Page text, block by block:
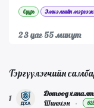
Тэргүүлэгчийн
1
Дотоод
Шинэхэн •
Суурь Эмнэлгийн
23 цаг 55 минут